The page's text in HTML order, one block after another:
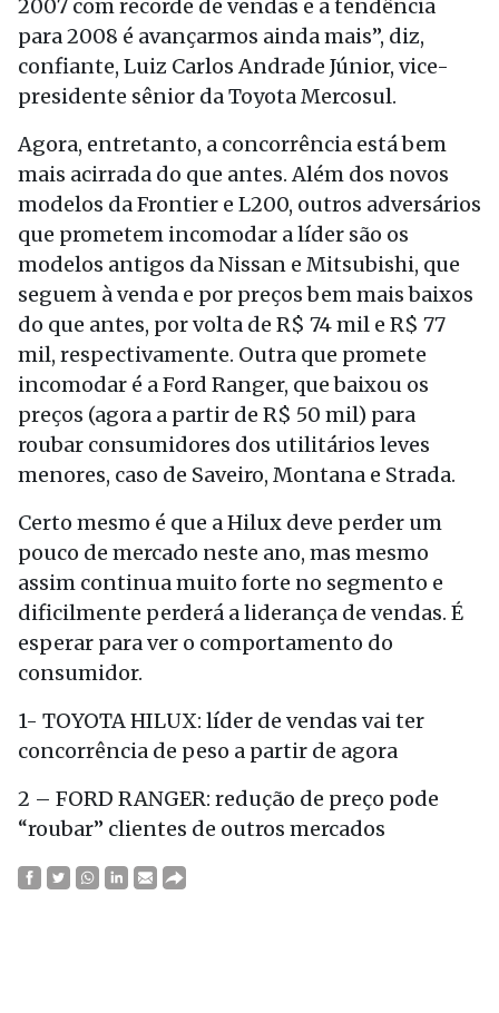
2007 com recorde de vendas e a tendência
para 2008 é avançarmos ainda mais”, diz,
confiante, Luiz Carlos Andrade Júnior, vice-
presidente sênior da Toyota Mercosul.
Agora, entretanto, a concorrência está bem
mais acirrada do que antes. Além dos novos
modelos da Frontier e L200, outros adversários
que prometem incomodar a líder são os
modelos antigos da Nissan e Mitsubishi, que
seguem à venda e por preços bem mais baixos
do que antes, por volta de R$ 74 mil e R$ 77
mil, respectivamente. Outra que promete
incomodar é a Ford Ranger, que baixou os
preços (agora a partir de R$ 50 mil) para
roubar consumidores dos utilitários leves
menores, caso de Saveiro, Montana e Strada.
Certo mesmo é que a Hilux deve perder um
pouco de mercado neste ano, mas mesmo
assim continua muito forte no segmento e
dificilmente perderá a liderança de vendas. É
esperar para ver o comportamento do
consumidor.
1- TOYOTA HILUX: líder de vendas vai ter
concorrência de peso a partir de agora
2 – FORD RANGER: redução de preço pode
“roubar” clientes de outros mercados